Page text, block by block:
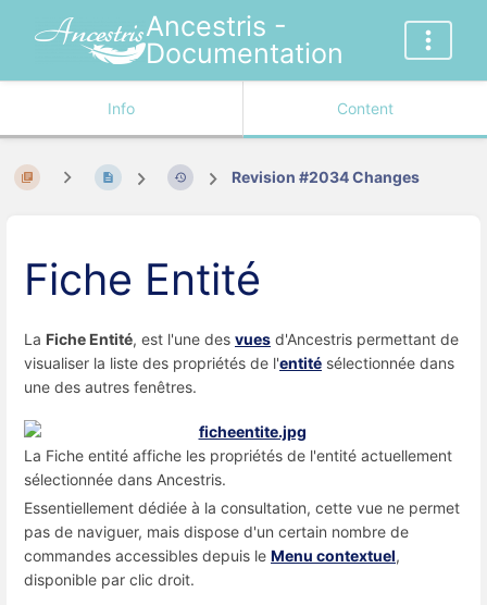
Ancestris -
Documentation
Info Content
Revision #2034 Changes
Fiche Entité
La Fiche Entité, est l'une des vues d'Ancestris permettant de
visualiser la liste des propriétés de l'entité sélectionnée dans
une des autres fenêtres.
La Fiche entité affiche les propriétés de l'entité actuellement
sélectionnée dans Ancestris.
Essentiellement dédiée à la consultation, cette vue ne permet
pas de naviguer, mais dispose d'un certain nombre de
commandes accessibles depuis le Menu contextuel,
disponible par clic droit.